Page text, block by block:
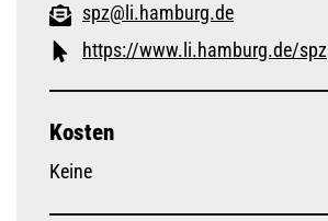
spz@li.hamburg.de
https://www.li.hamburg.de/spz
Kosten
Keine